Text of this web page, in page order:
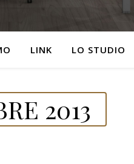
LINK LO STUDIO
2013